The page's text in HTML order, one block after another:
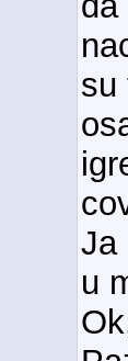
su
Ja
u